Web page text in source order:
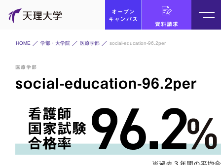
オープン
キャンパス
資料請求
HOME 学部・大学院 医療学部 social-education-96.2per
医療学部
social-education-96.2per